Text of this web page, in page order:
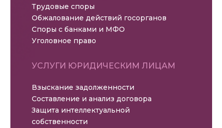
Трудовые споры
Обжалование действий госорганов
Споры с банками и МФО
Уголовное право
УСЛУГИ ЮРИДИЧЕСКИМ ЛИЦАМ
Взыскание задолженности
Составление и анализ договора
Защита интеллектуальной
собственности